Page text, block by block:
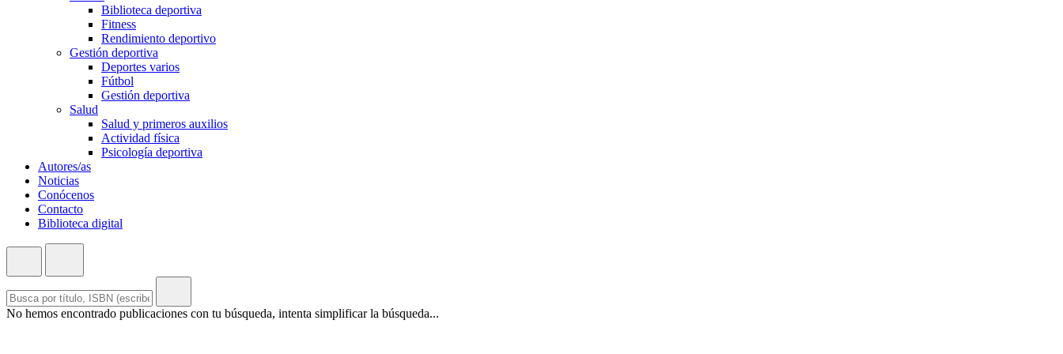
Biblioteca deportiva
Fitness
Rendimiento deportivo
Gestión deportiva
Deportes varios
Fútbol
Gestión deportiva
Salud
Salud y primeros auxilios
Actividad física
Psicología deportiva
Autores/as
Noticias
Conócenos
Contacto
Biblioteca digital
No hemos encontrado publicaciones con tu búsqueda, intenta simplificar la búsqueda...